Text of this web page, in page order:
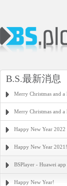
B.S.最新消息
Merry Christmas and
Merry Christmas and
Happy New Year 2022
Happy New Year 2021!
BSPlayer - Huawei app
Happy New Year!